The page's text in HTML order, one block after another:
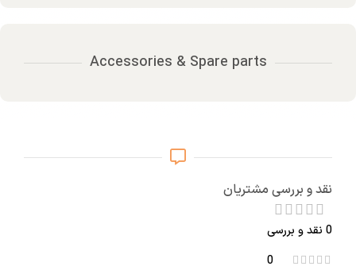
Accessories & Spare parts
نقد و بررسی مشتریان
0 نقد و بررسی
0